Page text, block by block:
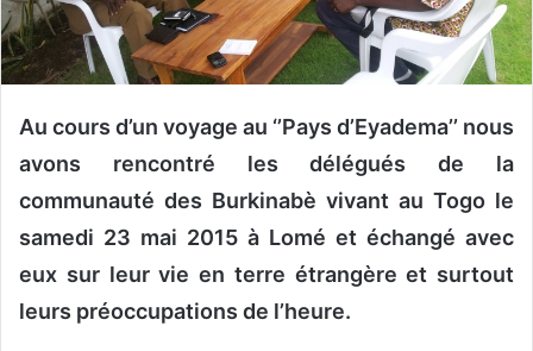
o
u
r
i
e
l
Au cours d’un voyage au ‘’Pays d’Eyadema’’ nous
avons rencontré les délégués de la
communauté des Burkinabè vivant au Togo le
samedi 23 mai 2015 à Lomé et échangé avec
eux sur leur vie en terre étrangère et surtout
leurs préoccupations de l’heure.